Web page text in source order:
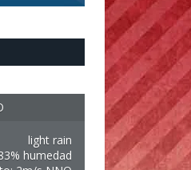
light rain
humedad